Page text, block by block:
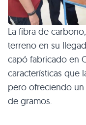
La fibra de
terreno en su
capó fabricado en
características que
pero ofreciendo
de gramos.